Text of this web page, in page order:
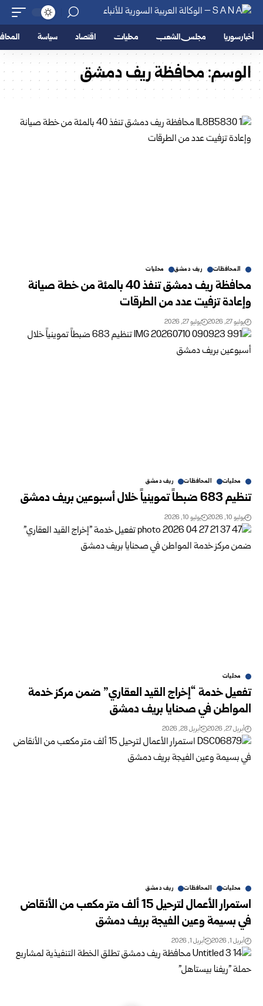
أخبار سوريا مجلس الشعب محليات اقتصاد سياسة
الوسم:محافظة ريف دمشق
المحافظات ريف دمشق محليات
محافظة ريف دمشق تنفذ 40 بالمئة من خطة صيانة
وإعادة تزفيت عدد من الطرقات
يوليو 27, 2026 يوليو 27, 2026
محليات المحافظات ريف دمشق
تنظيم 683 ضبطاً تموينياً خلال أسبوعين بريف دمشق
يوليو 10, 2026 يوليو 10, 2026
محليات
تفعيل خدمة “إخراج القيد العقاري” ضمن مركز خدمة
المواطن في صحنايا بريف دمشق
أبريل 27, 2026 أبريل 28, 2026
محليات المحافظات ريف دمشق
استمرار الأعمال لترحيل 15 ألف متر مكعب من الأنقاض
في بسيمة وعين الفيجة بريف دمشق
أبريل 1, 2026 أبريل 1, 2026